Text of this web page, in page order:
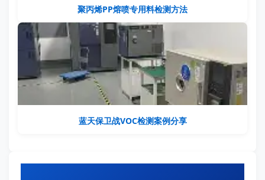
聚丙烯PP熔喷专用料检测方法
蓝天保卫战VOC检测案例分享